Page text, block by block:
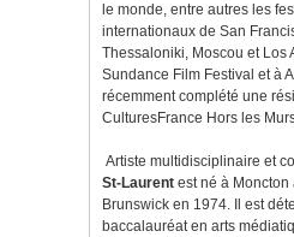
le monde, entre autres les
internationaux de San
Thessaloniki, Moscou et Los
Sundance Film Festival et à
récemment complété une
CulturesFrance Hors les
Artiste multidisciplinaire et
St-Laurent est né à
Brunswick en 1974. Il est
baccalauréat en arts